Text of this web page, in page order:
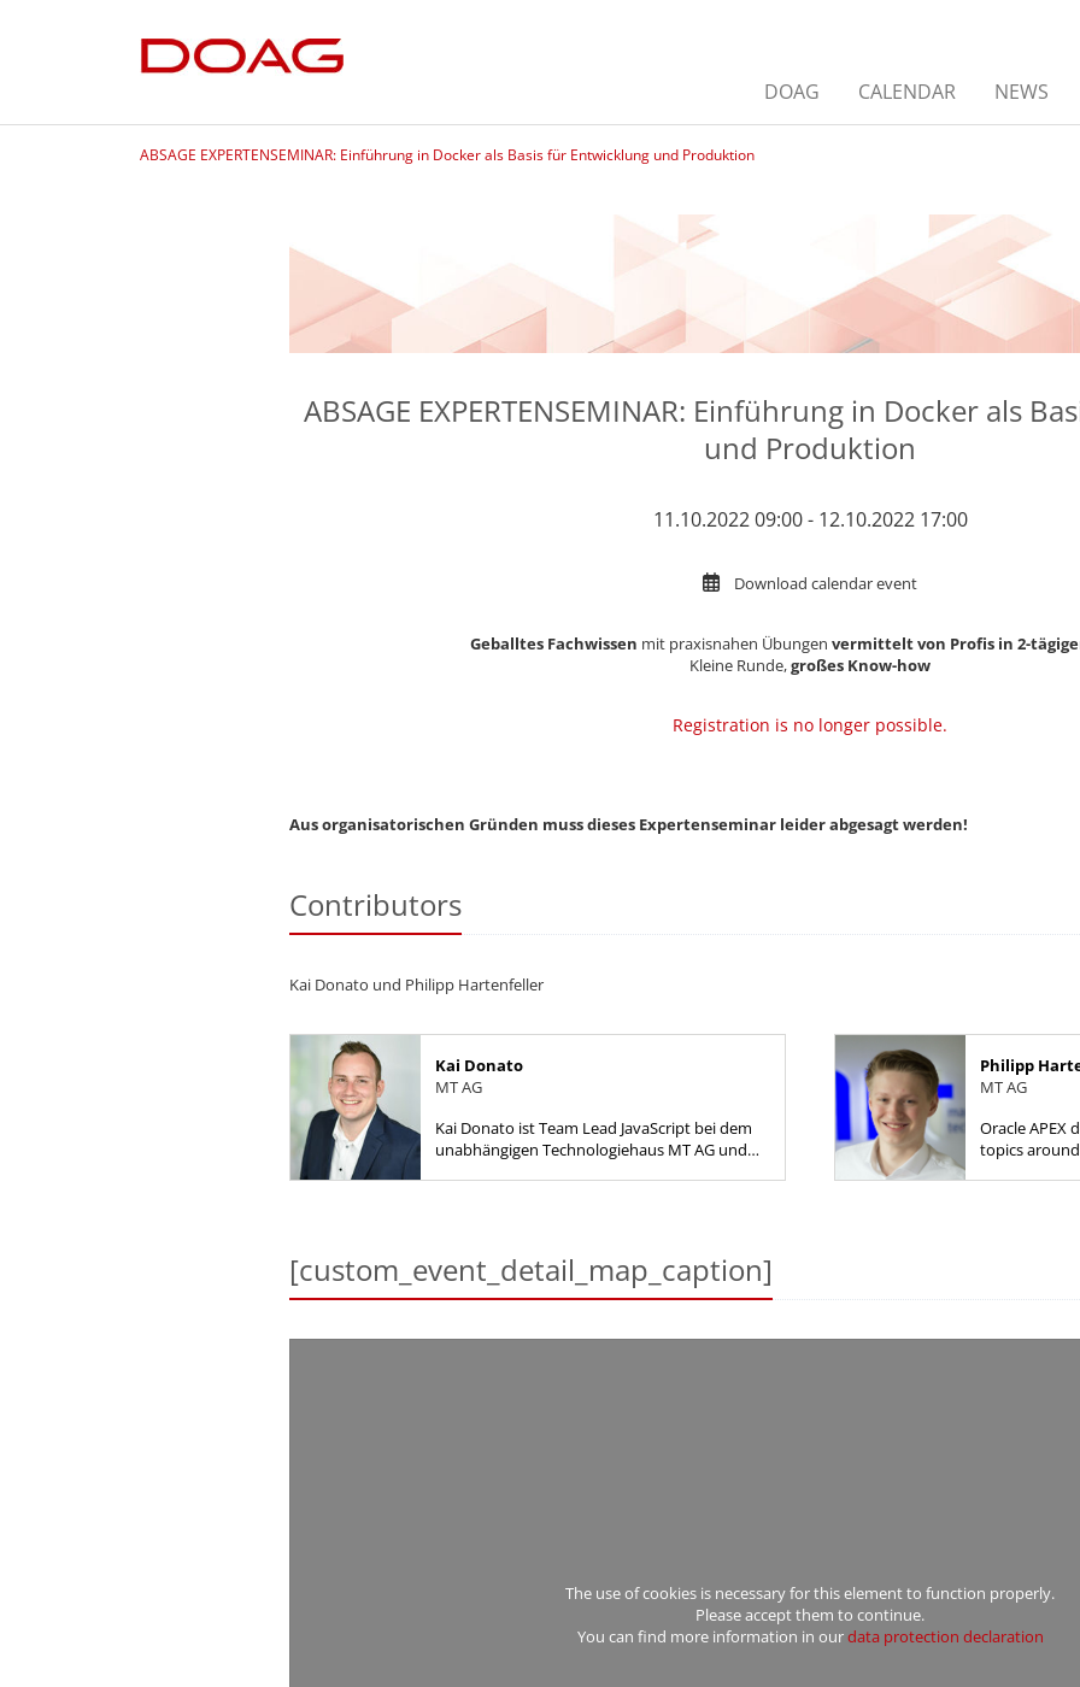
DOAG CALENDAR NEWS
ABSAGE EXPERTENSEMINAR: Einführung in Docker als Basis für Entwicklung und Produktion
ABSAGE EXPERTENSEMINAR: Einführung in Docker als
und Produktion
11.10.2022 09:00 - 12.10.2022 17:00
Download calendar event
Geballtes Fachwissen mit praxisnahen Übungen vermittelt von Profis in 2-
Kleine Runde,großes Know-how
Registration is no longer possible.
Aus organisatorischen Gründen muss dieses Expertenseminar leider abgesagt werden!
Contributors
Kai Donato und Philipp Hartenfeller
Kai Donato
MT AG
Kai Donato ist Team Lead JavaScript bei dem
unabhängigen Technologiehaus MT AG und
Philipp
MT AG
Oracle APEX
topics
[custom_event_detail_map_caption]
The use of cookies is necessary for this element to function properly.
Please accept them to continue.
You can find more information in ourdata protection declaration